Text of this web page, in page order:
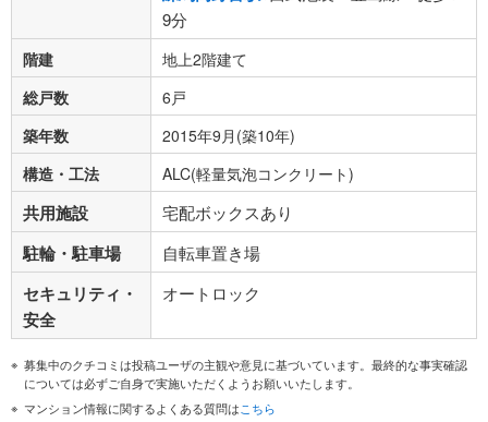
9分
階建
地上2階建て
総戸数
6戸
築年数
2015年9月(築10年)
構造・工法
ALC(軽量気泡コンクリート)
共用施設 宅配ボックスあり
駐輪・駐車場 自転車置き場
セキュリティ・
安全
オートロック
募集中のクチコミは投稿ユーザの主観や意見に基づいています。最終的な事実確認
については必ずご自身で実施いただくようお願いいたします。
マンション情報に関するよくある質問はこちら